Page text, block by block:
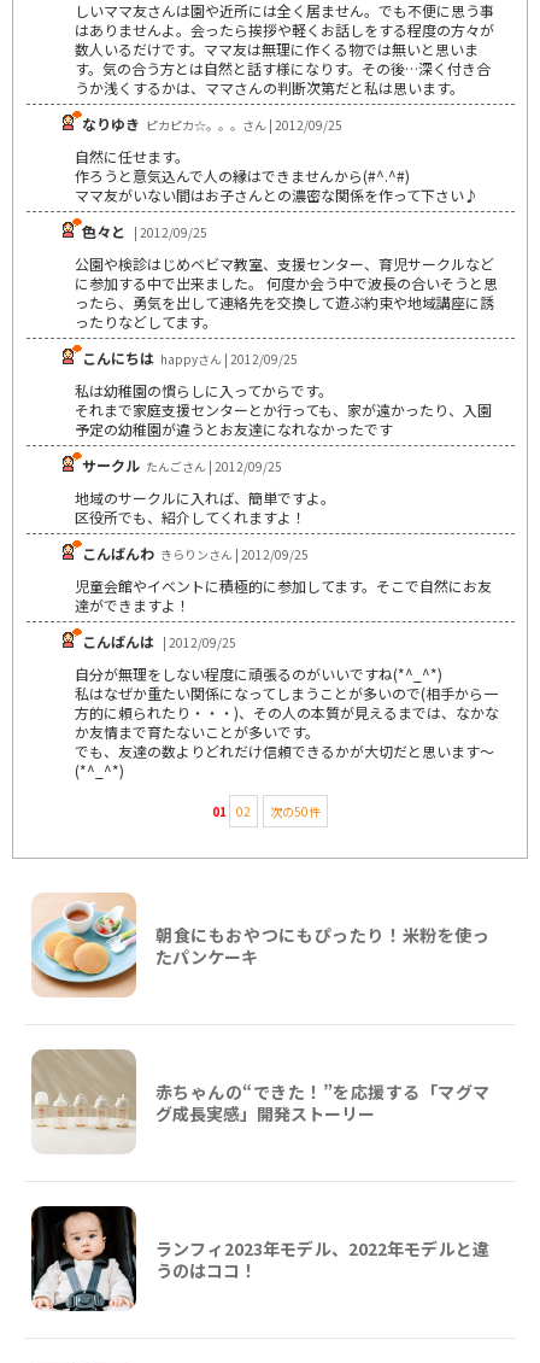
しいママ友さんは園や近所には全く居ません。でも不便に思う事
はありませんよ。会ったら挨拶や軽くお話しをする程度の方々が
数人いるだけです。ママ友は無理に作くる物では無いと思いま
す。気の合う方とは自然と話す様になりす。その後…深く付き合
うか浅くするかは、ママさんの判断次第だと私は思います。
なりゆき ピカピカ☆。。。さん | 2012/09/25
自然に任せます。
作ろうと意気込んで人の縁はできませんから(#^.^#)
ママ友がいない間はお子さんとの濃密な関係を作って下さい♪
色々と
| 2012/09/25
公園や検診はじめベビマ教室、支援センター、育児サークルなど
に参加する中で出来ました。 何度か会う中で波長の合いそうと思
ったら、勇気を出して連絡先を交換して遊ぶ約束や地域講座に誘
ったりなどしてます。
こんにちは happyさん | 2012/09/25
私は幼稚園の慣らしに入ってからです。
それまで家庭支援センターとか行っても、家が遠かったり、入園
予定の幼稚園が違うとお友達になれなかったです
サークル たんごさん | 2012/09/25
地域のサークルに入れば、簡単ですよ。
区役所でも、紹介してくれますよ！
こんばんわ きらりンさん | 2012/09/25
児童会館やイベントに積極的に参加してます。そこで自然にお友
達ができますよ！
こんばんは | 2012/09/25
自分が無理をしない程度に頑張るのがいいですね(*^_^*)
私はなぜか重たい関係になってしまうことが多いので(相手から一
方的に頼られたり・・・)、その人の本質が見えるまでは、なかな
か友情まで育たないことが多いです。
でも、友達の数よりどれだけ信頼できるかが大切だと思います～
(*^_^*)
01 02 次の50件
朝食にもおやつにもぴったり！米粉を使っ
たパンケーキ
赤ちゃんの“できた！”を応援する「マグマ
グ成長実感」開発ストーリー
ランフィ2023年モデル、2022年モデルと違
うのはココ！